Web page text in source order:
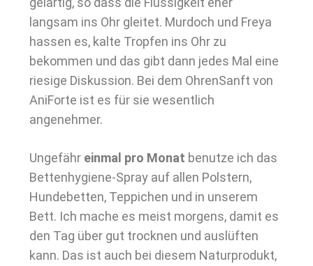
langsam ins Ohr gleitet. Murdoch und Freya
hassen es, kalte Tropfen ins Ohr zu
bekommen und das gibt dann jedes Mal eine
riesige Diskussion. Bei dem OhrenSanft von
AniForte ist es für sie wesentlich
angenehmer.
Ungefähr einmal pro Monat benutze ich das
Bettenhygiene-Spray auf allen Polstern,
Hundebetten, Teppichen und in unserem
Bett. Ich mache es meist morgens, damit es
den Tag über gut trocknen und auslüften
kann. Das ist auch bei diesem Naturprodukt,